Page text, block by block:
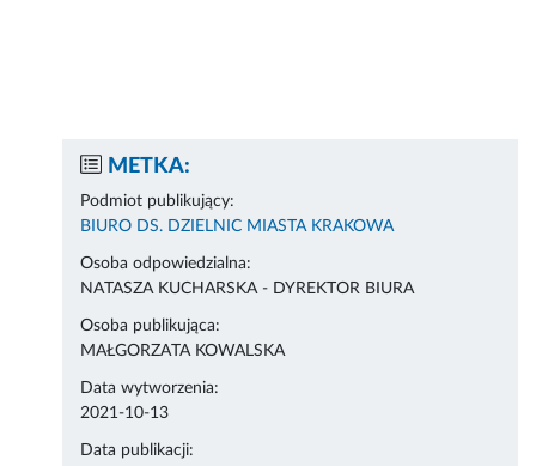
METKA:
Podmiot publikujący:
BIURO DS. DZIELNIC MIASTA KRAKOWA
Osoba odpowiedzialna:
NATASZA KUCHARSKA - DYREKTOR BIURA
Osoba publikująca:
MAŁGORZATA KOWALSKA
Data wytworzenia:
2021-10-13
Data publikacji: